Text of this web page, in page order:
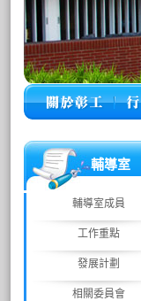
輔導室
輔導室成員
工作重點
發展計劃
相關委員會